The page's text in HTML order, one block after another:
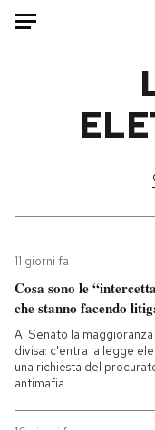
Internet
Scienza
Cultura
Economia
Sport
11 giorni fa
Cosa sono le
che stanno facendo
Al Senato la
divisa: c'entra la legge
una richiesta del
antimafia